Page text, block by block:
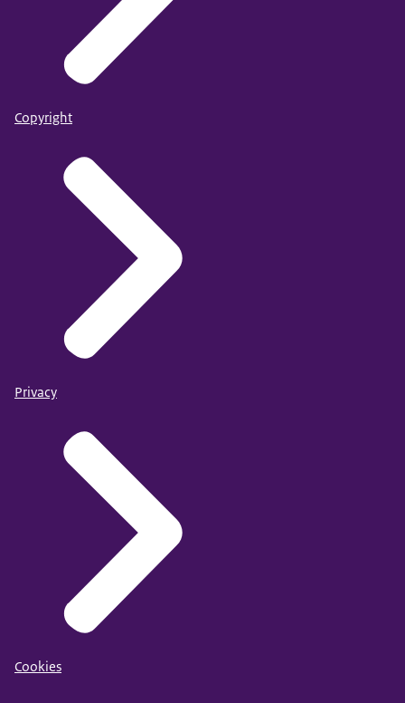
Copyright
Privacy
Cookies